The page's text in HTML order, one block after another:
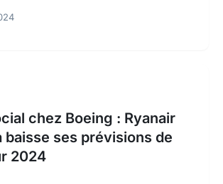
chez Boeing : Ryanair
baisse ses prévisions de
2024